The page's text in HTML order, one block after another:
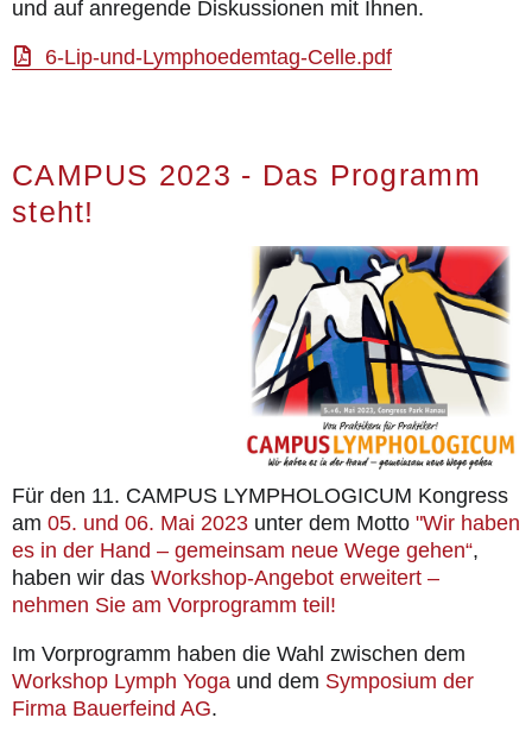
und auf anregende Diskussionen mit Ihnen.
6-Lip-und-Lymphoedemtag-Celle.pdf
CAMPUS 2023 - Das Programm
steht!
Für den 11. CAMPUS LYMPHOLOGICUM Kongress
am 05. und 06. Mai 2023 unter dem Motto "Wir haben
es in der Hand – gemeinsam neue Wege gehen“,
haben wir das Workshop-Angebot erweitert –
nehmen Sie am Vorprogramm teil!
Im Vorprogramm haben die Wahl zwischen dem
Workshop Lymph Yoga und dem Symposium der
Firma Bauerfeind AG.